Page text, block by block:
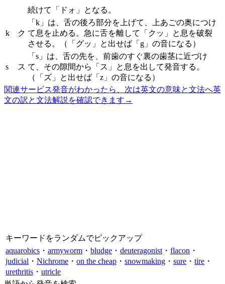
続けて「ドォ」となる。
k ク
「k」は、舌の後ろ部分を上げて、上あごの奥につけ
て息を止める。急に舌を離して「クッ」と息を破裂
させる。（「グッ」と出せば「g」の音になる）
s ス
「s」は、舌の先を、前歯のすぐ裏の歯茎に近づけ
て、その隙間から「ス」と息を出して発音する。
（「ズ」と出せば「z」の音になる）
関連サービス発音がわかったら、次は英文の意味と文法へ英
文の訳と文法解説を確認できます →
キーワードをランダムでピックアップ
aquarobics ・ armyworm ・ bludge ・ deuteragonist ・ flacon ・
judicial ・ Nichrome ・ on the cheap ・ snowmaking ・ sure ・ tire ・
urethritis ・ utricle